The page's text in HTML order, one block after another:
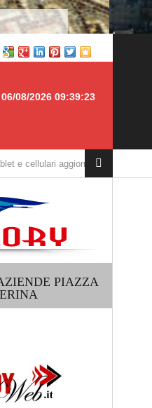
06/08/2026 09:39:23
PIAZZA